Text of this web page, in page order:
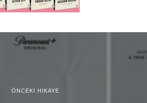
ÖNCEKI HIKAYE